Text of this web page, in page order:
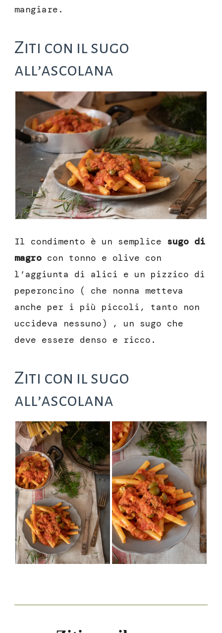
mangiare.
Ziti con il sugo
all’ascolana
Il condimento è un semplice sugo di
magro con tonno e olive con
l’aggiunta di alici e un pizzico di
peperoncino ( che nonna metteva
anche per i più piccoli, tanto non
uccideva nessuno) , un sugo che
deve essere denso e ricco.
Ziti con il sugo
all’ascolana